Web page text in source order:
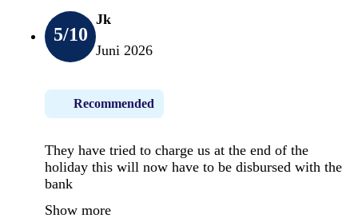
5/10
Jk
Juni 2026
Recommended
They have tried to charge us at the end of the
holiday this will now have to be disbursed with the
bank
Show more